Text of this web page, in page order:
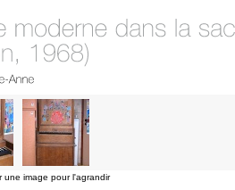
une image pour l'agrandir